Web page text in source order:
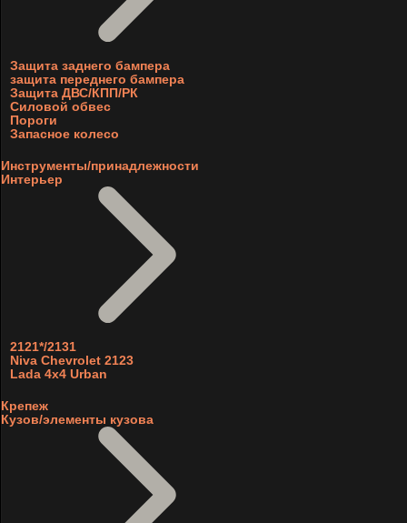
Защита заднего бампера
защита переднего бампера
Защита ДВС/КПП/РК
Силовой обвес
Пороги
Запасное колесо
Инструменты/принадлежности
Интерьер
2121*/2131
Niva Chevrolet 2123
Lada 4x4 Urban
Крепеж
Кузов/элементы кузова